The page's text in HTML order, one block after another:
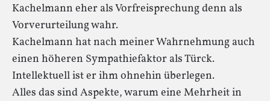
Kachelmann eher als Vorfreisprechung denn als
Vorverurteilung wahr.
Kachelmann hat nach meiner Wahrnehmung auch
einen höheren Sympathiefaktor als Türck.
Intellektuell ist er ihm ohnehin überlegen.
Alles das sind Aspekte, warum eine Mehrheit in